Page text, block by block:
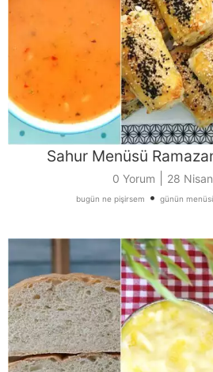
Sahur Menüsü
0 Yorum 28
bugün ne pişirsem • günün